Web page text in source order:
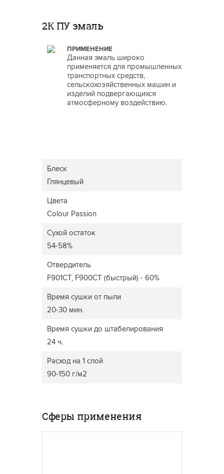
2К ПУ эмаль
ПРИМЕНЕНИЕ
Данная эмаль широко
применяется для промышленных
транспортных средств,
сельскохозяйственных машин и
изделий подвергающихся
атмосферному воздействию.
Блеск
Глянцевый
Цвета
Colour Passion
Сухой остаток
54-58%
Отвердитель
F901CT, F900CT (быстрый) - 60%
Время сушки от пыли
20-30 мин.
Время сушки до штабелирования
24 ч.
Расход на 1 слой
90-150 г/м2
Сферы применения